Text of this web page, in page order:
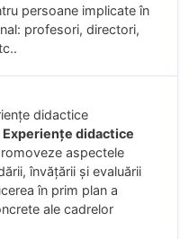
persoane implicate în
profesori, directori,
Experienţe didactice
aspectele
învăţării şi evaluării
în prim plan a
ale cadrelor